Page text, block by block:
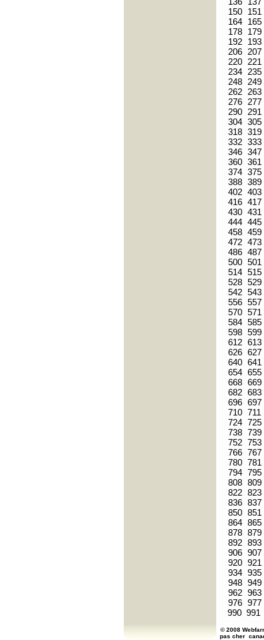
150
151
164
165
178
179
192
193
206 207
220
221
234
235
248
249
262
263
276
277
290
291
304 305
318 319
332 333
346 347
360 361
374 375
388 389
402 403
416 417
430 431
444 445
458 459
472 473
486 487
500 501
514 515
528 529
542 543
556 557
570 571
584 585
598 599
612 613
626 627
640 641
654 655
668 669
682 683
696 697
710 711
724 725
738 739
752 753
766 767
780 781
794 795
808 809
822 823
836 837
850 851
864 865
878 879
892 893
906 907
920 921
934 935
948 949
962 963
976 977
990 991
© 2008
pas cher